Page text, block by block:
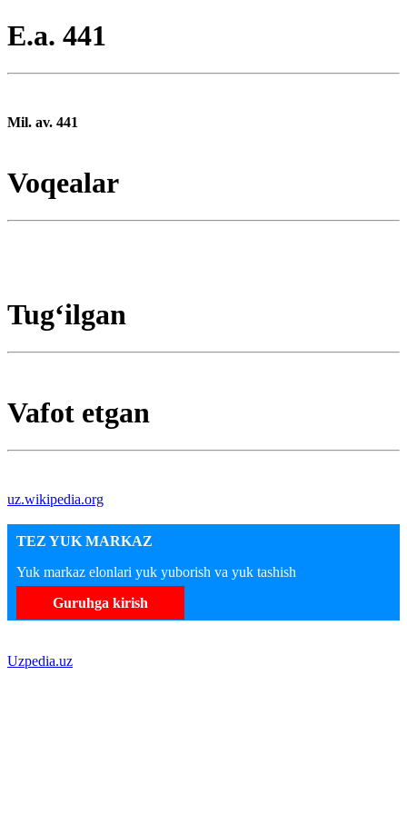
E.a. 441
Mil. av. 441
Voqealar
Tugʻilgan
Vafot etgan
uz.wikipedia.org
TEZ YUK MARKAZ
Yuk markaz elonlari yuk yuborish va yuk tashish
Guruhga kirish
Uzpedia.uz